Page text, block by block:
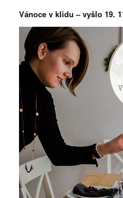
Vánoce v klidu – vyšlo 19.